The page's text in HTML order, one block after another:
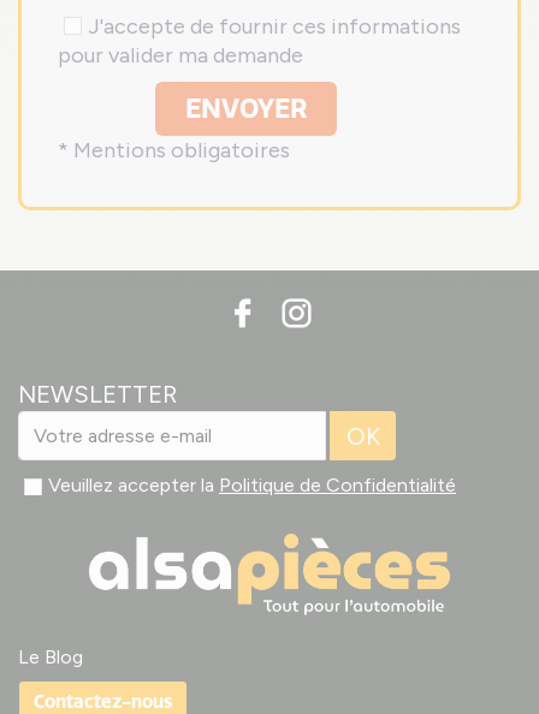
J'accepte de fournir ces informations
pour valider ma demande
ENVOYER
* Mentions obligatoires
NEWSLETTER
OK
Veuillez accepter la Politique de Confidentialité
Le Blog
Contactez-nous